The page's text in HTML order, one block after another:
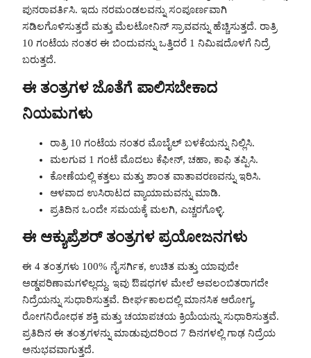
ಪುನರಾವರ್ತಿಸಿ. ಇದು ನರಮಂಡಲವನ್ನು ಸಂಪೂರ್ಣವಾಗಿ
ಸಡಿಲಗೊಳಿಸುತ್ತದೆ ಮತ್ತು ಮೆಲಟೋನಿನ್ ಸ್ರಾವವನ್ನು ಹೆಚ್ಚಿಸುತ್ತದೆ. ರಾತ್ರಿ
10 ಗಂಟೆಯ ನಂತರ ಈ ಬಿಂದುವನ್ನು ಒತ್ತಿದರೆ 1 ನಿಮಿಷದೊಳಗೆ ನಿದ್ರೆ
ಬರುತ್ತದೆ.
ಈ ತಂತ್ರಗಳ ಜೊತೆಗೆ ಪಾಲಿಸಬೇಕಾದ
ನಿಯಮಗಳು
ರಾತ್ರಿ 10 ಗಂಟೆಯ ನಂತರ ಮೊಬೈಲ್ ಬಳಕೆಯನ್ನು ನಿಲ್ಲಿಸಿ.
ಮಲಗುವ 1 ಗಂಟೆ ಮೊದಲು ಕೆಫೀನ್, ಚಹಾ, ಕಾಫಿ ತಪ್ಪಿಸಿ.
ಕೋಣೆಯಲ್ಲಿ ಕತ್ತಲು ಮತ್ತು ಶಾಂತ ವಾತಾವರಣವನ್ನು ಇರಿಸಿ.
ಆಳವಾದ ಉಸಿರಾಟದ ವ್ಯಾಯಾಮವನ್ನು ಮಾಡಿ.
ಪ್ರತಿದಿನ ಒಂದೇ ಸಮಯಕ್ಕೆ ಮಲಗಿ, ಎಚ್ಚರಗೊಳ್ಳಿ.
ಈ ಆಕ್ಯುಪ್ರೆಶರ್ ತಂತ್ರಗಳ ಪ್ರಯೋಜನಗಳು
ಈ 4 ತಂತ್ರಗಳು 100% ನೈಸರ್ಗಿಕ, ಉಚಿತ ಮತ್ತು ಯಾವುದೇ
ಅಡ್ಡಪರಿಣಾಮಗಳಿಲ್ಲದ್ದು. ಇವು ಔಷಧಗಳ ಮೇಲೆ ಅವಲಂಬಿತರಾಗದೇ
ನಿದ್ರೆಯನ್ನು ಸುಧಾರಿಸುತ್ತವೆ. ದೀರ್ಘಕಾಲದಲ್ಲಿ ಮಾನಸಿಕ ಆರೋಗ್ಯ,
ರೋಗನಿರೋಧಕ ಶಕ್ತಿ ಮತ್ತು ಚಯಾಪಚಯ ಕ್ರಿಯೆಯನ್ನು ಸುಧಾರಿಸುತ್ತವೆ.
ಪ್ರತಿದಿನ ಈ ತಂತ್ರಗಳನ್ನು ಮಾಡುವುದರಿಂದ 7 ದಿನಗಳಲ್ಲಿ ಗಾಢ ನಿದ್ರೆಯ
ಅನುಭವವಾಗುತ್ತದೆ.